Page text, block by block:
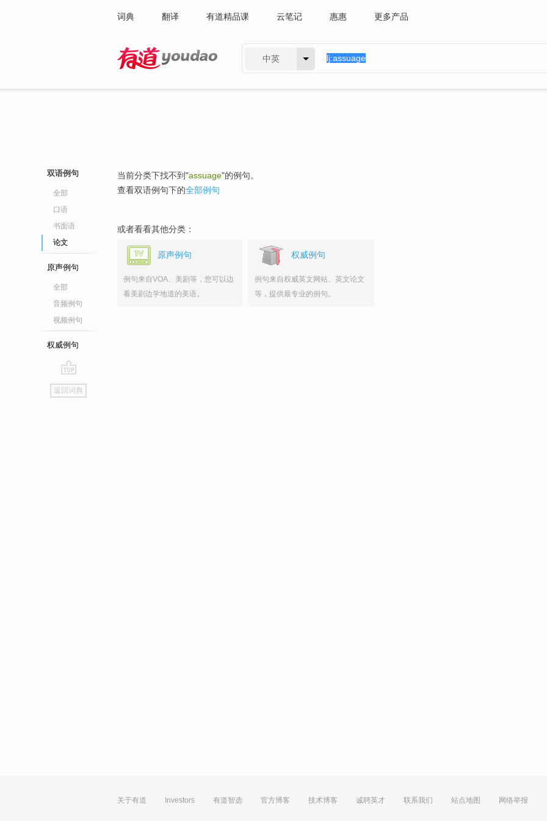
词典 翻译 有道精品课 云笔记 惠惠 更多产品
中英
双语例句
全部
口语
书面语
论文
原声例句
全部
音频例句
视频例句
权威例句
go
top
返回词典
当前分类下找不到"assuage"的例句。
查看双语例句下的全部例句
或者看看其他分类：
原声例句
例句来自VOA、美剧等，您可以边
看美剧边学地道的美语。
权威例句
例句来自权威英文网站、英文论文
等，提供最专业的例句。
关于有道 Investors 有道智选 官方博客 技术博客 诚聘英才 联系我们 站点地图 网络举报